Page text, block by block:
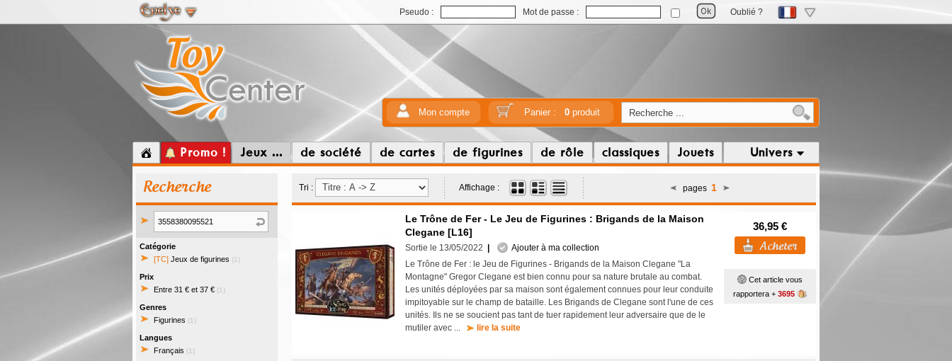
Pseudo : Mot de passe : Oublié ?
Mon compte Panier : 0produit
Promo ! Jeux ... de société de cartes de figurines de rôle classiques Jouets Univers
Recherche
Catégorie
[TC] Jeux de figurines (1)
Prix
Entre 31 € et 37 € (1)
Genres
Figurines (1)
Langues
Français (1)
Tri : Affichage : pages 1
Le Trône de Fer - Le Jeu de Figurines : Brigands de la Maison
Clegane [L16]
Sortie le 13/05/2022
Ajouter à ma collection
Le Trône de Fer : le Jeu de Figurines - Brigands de la Maison Clegane "La
Montagne" Gregor Clegane est bien connu pour sa nature brutale au combat.
Les unités déployées par sa maison sont également connues pour leur conduite
impitoyable sur le champ de bataille. Les Brigands de Clegane sont l'une de ces
unités. Ils ne se soucient pas tant de tuer rapidement leur adversaire que de le
mutiler avec ...
lire la suite
36,95 €
Cet article vous
rapportera + 3695